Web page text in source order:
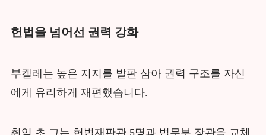
헌법을 넘어선 권력 강화
부켈레는 높은 지지를 발판 삼아 권력 구조를 자신
에게 유리하게 재편했습니다.
취임 초 그는 헌법재판관 5명과 법무부 장관을 교체